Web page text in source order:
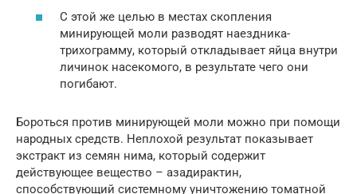
С этой же целью в местах скопления
минирующей моли разводят наездника-
трихограмму, который откладывает яйца внутри
личинок насекомого, в результате чего они
погибают.
Бороться против минирующей моли можно при помощи
народных средств. Неплохой результат показывает
экстракт из семян нима, который содержит
действующее вещество – азадирактин,
способствующий системному уничтожению томатной